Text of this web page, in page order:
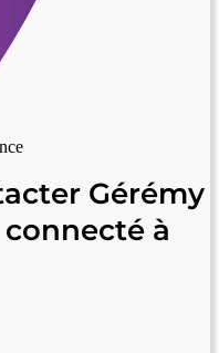
Gérémy
connecté à